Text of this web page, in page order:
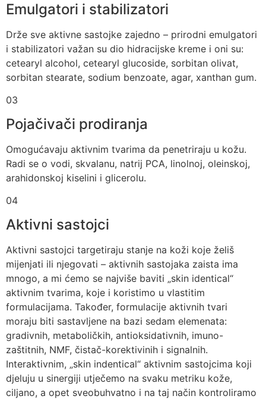
Emulgatori i stabilizatori
Drže sve aktivne sastojke zajedno – prirodni emulgatori
i stabilizatori važan su dio hidracijske kreme i oni su:
cetearyl alcohol, cetearyl glucoside, sorbitan olivat,
sorbitan stearate, sodium benzoate, agar, xanthan gum.
03
Pojačivači prodiranja
Omogućavaju aktivnim tvarima da penetriraju u kožu.
Radi se o vodi, skvalanu, natrij PCA, linolnoj, oleinskoj,
arahidonskoj kiselini i glicerolu.
04
Aktivni sastojci
Aktivni sastojci targetiraju stanje na koži koje želiš
mijenjati ili njegovati – aktivnih sastojaka zaista ima
mnogo, a mi ćemo se najviše baviti „skin identical“
aktivnim tvarima, koje i koristimo u vlastitim
formulacijama. Također, formulacije aktivnih tvari
moraju biti sastavljene na bazi sedam elemenata:
gradivnih, metaboličkih, antioksidativnih, imuno-
zaštitnih, NMF, čistač-korektivinih i signalnih.
Interaktivnim, „skin indentical“ aktivnim sastojcima koji
djeluju u sinergiji utječemo na svaku metriku kože,
ciljano, a opet sveobuhvatno i na taj način kontroliramo